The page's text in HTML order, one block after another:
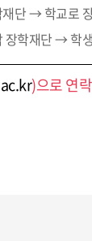
재단 → 학교로
장학재단 → 학
)으로 연